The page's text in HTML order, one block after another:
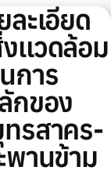
ะเอียด
แวดล้อม
การ
กของ
รสาคร-
านข้าม